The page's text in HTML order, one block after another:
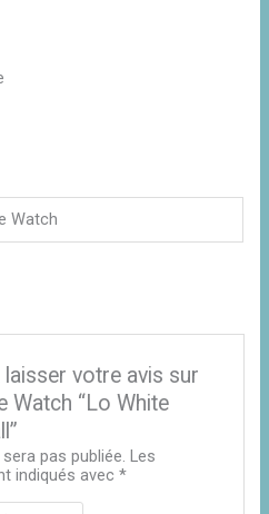
Watch
votre avis sur
Watch “Lo White
pas publiée. Les
indiqués avec *